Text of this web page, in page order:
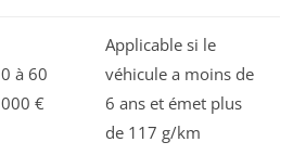
0 à 60
000 €
Applicable si le
véhicule a moins de
6 ans et émet plus
de 117 g/km